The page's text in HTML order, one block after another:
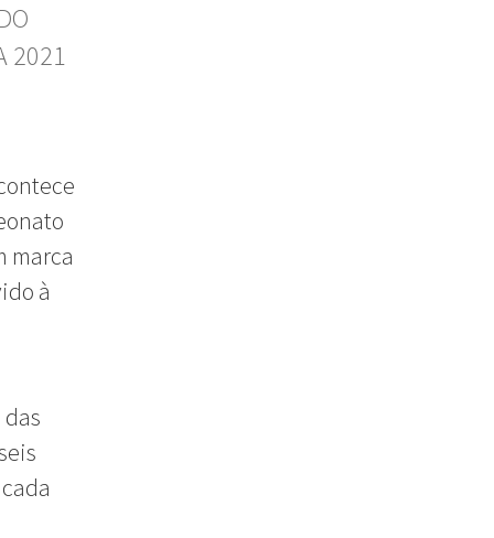
2021
marca
à